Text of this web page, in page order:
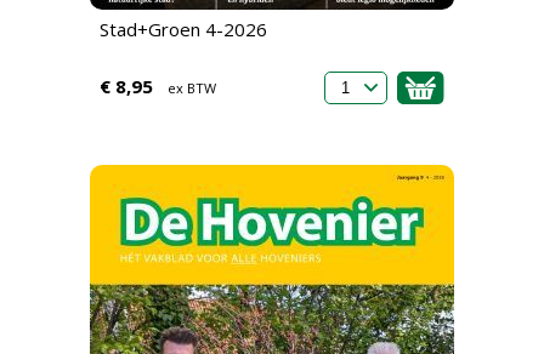
Stad+Groen 4-2026
€ 8,95 ex BTW